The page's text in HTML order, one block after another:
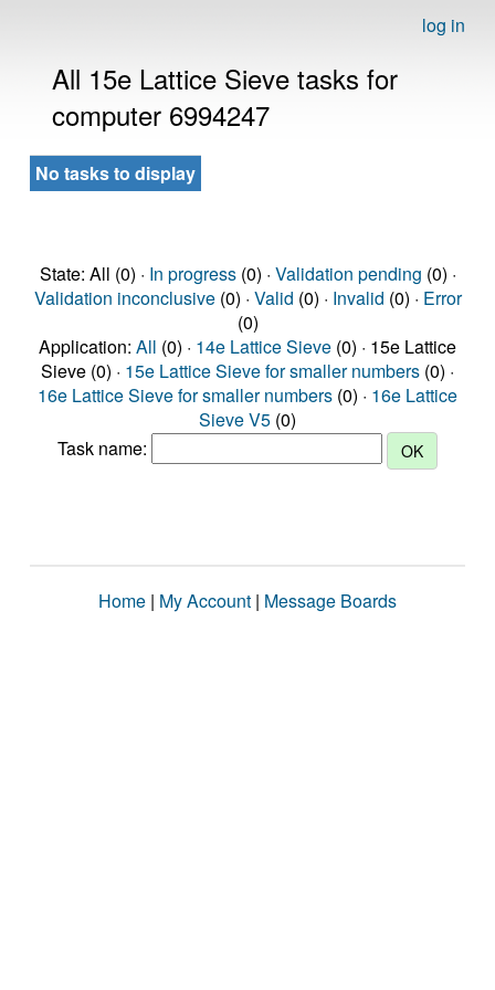
log in
All 15e Lattice Sieve tasks for
computer 6994247
No tasks to display
State: All (0) · In progress(0) · Validation pending (0) ·
Validation inconclusive(0) · Valid (0) · Invalid (0) · Error
(0)
Application: All (0) · 14e Lattice Sieve (0) · 15e Lattice
Sieve (0) · 15e Lattice Sieve for smaller numbers (0) ·
16e Lattice Sieve for smaller numbers (0) · 16e Lattice
Sieve V5 (0)
Task name:
Home | My Account | Message Boards